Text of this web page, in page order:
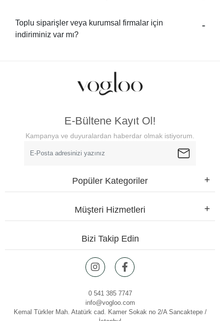
Toplu siparişler veya kurumsal firmalar için
indiriminiz var mı?
E-Bültene Kayıt Ol!
Kampanya ve duyuralardan haberdar olmak istiyorum.
Popüler Kategoriler
Müşteri Hizmetleri
Bizi Takip Edin
0 541 385 7747
info@vogloo.com
Kemal Türkler Mah. Atatürk cad. Kamer Sokak no 2/A Sancaktepe /